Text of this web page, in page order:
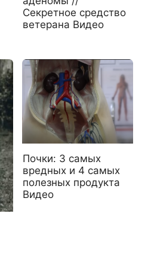
Секретное средство
ветерана Видео
Почки: 3 самых
вредных и 4 самых
полезных продукта
Видео